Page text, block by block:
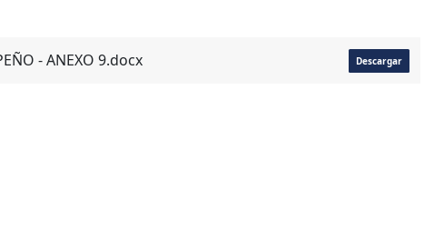
- ANEXO 9.docx Descargar